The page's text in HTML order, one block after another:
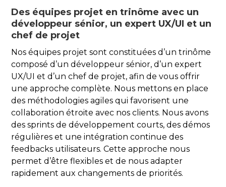
Des équipes projet en trinôme avec un
développeur sénior, un expert UX/UI et un
chef de projet
Nos équipes projet sont constituées d’un trinôme
composé d’un développeur sénior, d’un expert
UX/UI et d’un chef de projet, afin de vous offrir
une approche complète. Nous mettons en place
des méthodologies agiles qui favorisent une
collaboration étroite avec nos clients. Nous avons
des sprints de développement courts, des démos
régulières et une intégration continue des
feedbacks utilisateurs. Cette approche nous
permet d’être flexibles et de nous adapter
rapidement aux changements de priorités.